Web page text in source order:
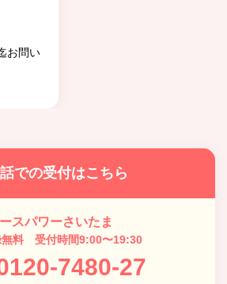
お問い
での受付はこちら
スパワーさいたま
無料 受付時間9:00〜19:30
7480-27